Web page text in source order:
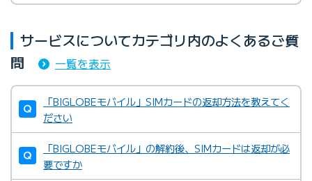
サービスについてカテゴリ内のよくあるご質
問
一覧を表示
「BIGLOBEモバイル」SIMカードの返却方法を教えてく
ださい
「BIGLOBEモバイル」の解約後、SIMカードは返却が必
要ですか